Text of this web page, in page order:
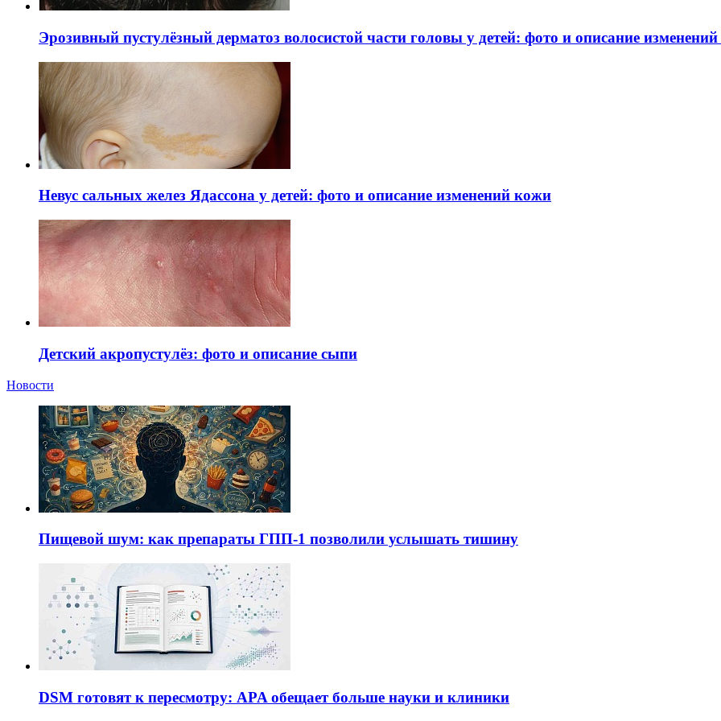
Эрозивный пустулёзный дерматоз волосистой части головы у детей: фото и описание
Невус сальных желез Ядассона у детей: фото и описание изменений кожи
Детский акропустулёз: фото и описание сыпи
Новости
Пищевой шум: как препараты ГПП-1 позволили услышать тишину
DSM готовят к пересмотру: APA обещает больше науки и клиники